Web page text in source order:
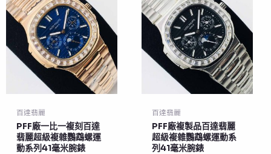
百達翡麗
PFF廠一比一複刻百達
翡麗超級複雜鸚鵡螺運
動系列41毫米腕錶
百達翡麗
PFF廠複製品百達翡麗
超級複雜鸚鵡螺運動系
列41毫米腕錶